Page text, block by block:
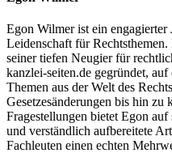
Egon Wilmer ist ein engagierter
Leidenschaft für
seiner tiefen Neugier für
kanzlei-seiten.de gegründet,
Themen aus der Welt des
Gesetzesänderungen bis hin zu
Fragestellungen bietet Egon
und verständlich aufbereitete
Fachleuten einen echten